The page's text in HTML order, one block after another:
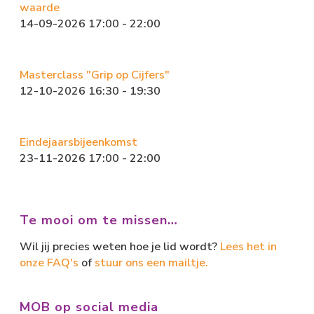
waarde
14-09-2026 17:00 - 22:00
Masterclass "Grip op Cijfers"
12-10-2026 16:30 - 19:30
Eindejaarsbijeenkomst
23-11-2026 17:00 - 22:00
Te mooi om te missen…
Wil jij precies weten hoe je lid wordt? Lees het in
onze FAQ's of stuur ons een mailtje.
MOB op social media